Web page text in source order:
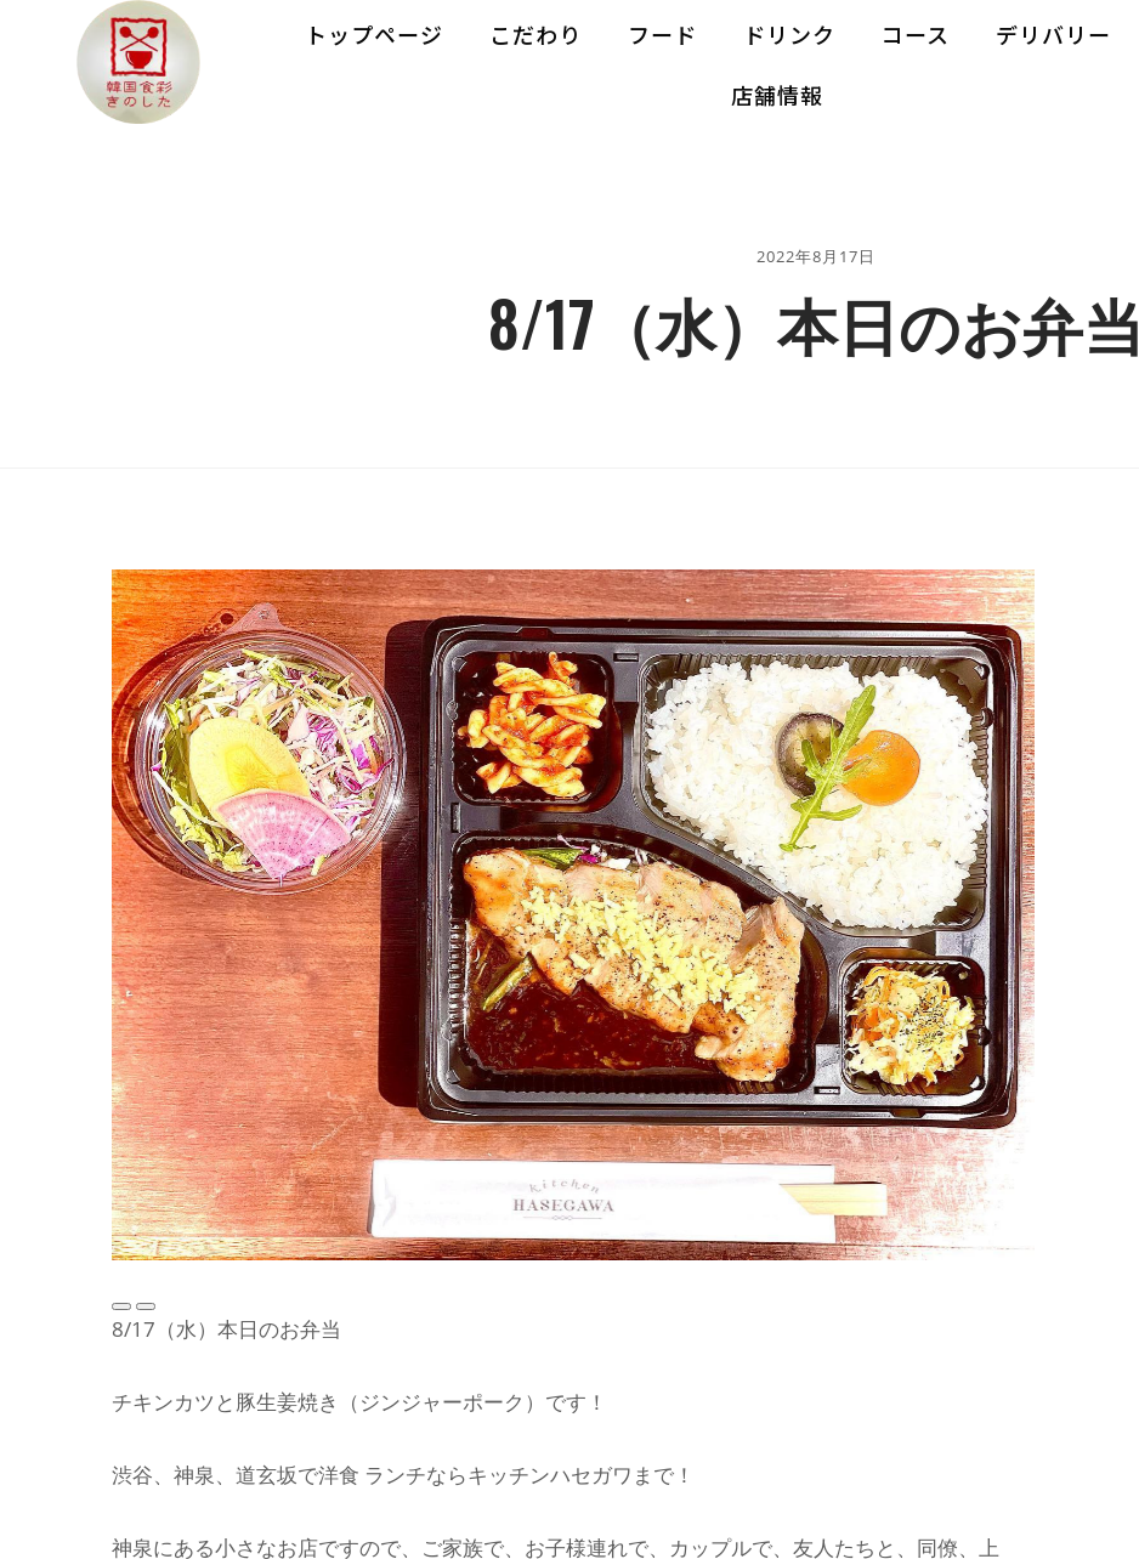
トップページ こだわり フード ドリンク コース デリバリー
店舗情報
2022年8月17日
8/17（水）本日のお弁当
8/17（水）本日のお弁当
チキンカツと豚生姜焼き（ジンジャーポーク）です！
渋谷、神泉、道玄坂で洋食 ランチならキッチンハセガワまで！
神泉にある小さなお店ですので、ご家族で、お子様連れで、カップルで、友人たちと、同僚、上